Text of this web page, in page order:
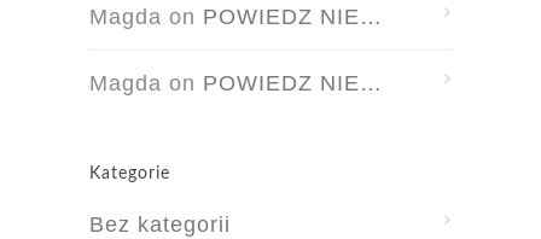
Magda on POWIEDZ NIE…
Magda on POWIEDZ NIE…
Kategorie
Bez kategorii